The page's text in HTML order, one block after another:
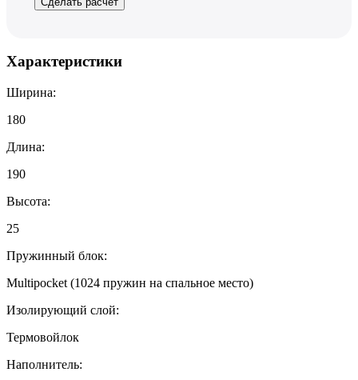
Характеристики
Ширина:
180
Длина:
190
Высота:
25
Пружинный блок:
Multipocket (1024 пружин на спальное место)
Изолирующий слой:
Термовойлок
Наполнитель: